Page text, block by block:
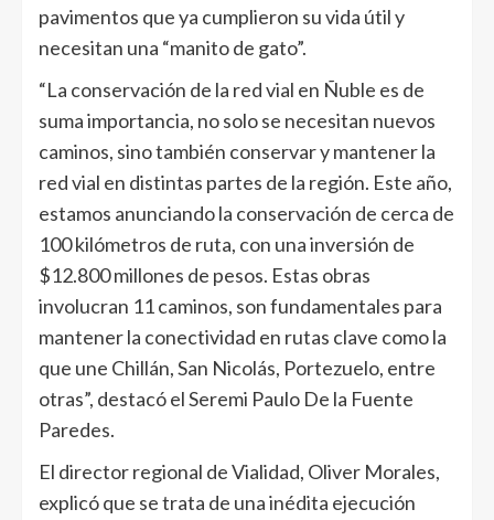
pavimentos que ya cumplieron su vida útil y
necesitan una “manito de gato”.
“La conservación de la red vial en Ñuble es de
suma importancia, no solo se necesitan nuevos
caminos, sino también conservar y mantener la
red vial en distintas partes de la región. Este año,
estamos anunciando la conservación de cerca de
100 kilómetros de ruta, con una inversión de
$12.800 millones de pesos. Estas obras
involucran 11 caminos, son fundamentales para
mantener la conectividad en rutas clave como la
que une Chillán, San Nicolás, Portezuelo, entre
otras”, destacó el Seremi Paulo De la Fuente
Paredes.
El director regional de Vialidad, Oliver Morales,
explicó que se trata de una inédita ejecución